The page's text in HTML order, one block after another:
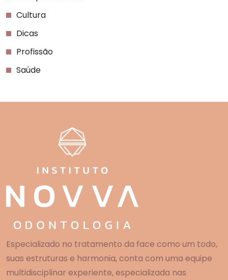
Cultura
Dicas
Profissão
Saúde
Especializado no tratamento da face como um todo,
suas estruturas e harmonia, conta com uma equipe
multidisciplinar experiente, especializada nas